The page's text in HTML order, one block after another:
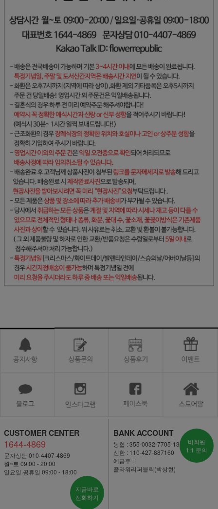
CUSTOMER CENTER
1644-4869
문자상담 010-4407-4869
월~토 09:00 - 20:00
일요일·공휴일 09:00 - 18:00
지금바로
전화하기
BANK ACCOUNT
농협 : 355-0032-7705-13
신한 : 110-427-887160
예금주 :
플라워리퍼블릭(박상현)
비회원
1:1 문의